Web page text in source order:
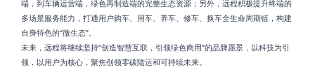
端，到车辆运营端，绿色再制造端的完整生态资源；另外，远程积极提升终端的
多场景服务能力，打通用户购车、用车、养车、修车、换车全生命周期链，构建
自身特色的“微生态”。
未来，远程将继续坚持“创造智慧互联，引领绿色商用”的品牌愿景，以科技为引
领，以用户为核心，聚焦创领零碳陆运和可持续未来。